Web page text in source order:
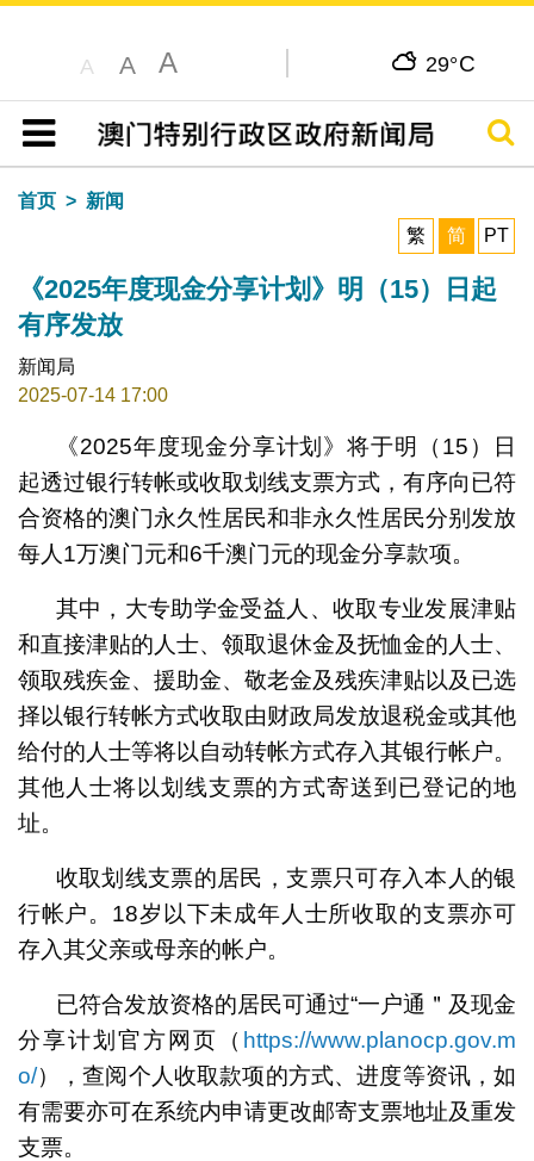
A A A 29°C
目录
搜寻
首页
新闻
繁
简 PT
《2025年度现金分享计划》明（15）日起
有序发放
新闻局
2025-07-14 17:00
《2025年度现金分享计划》将于明（15）日
起透过银行转帐或收取划线支票方式，有序向已符
合资格的澳门永久性居民和非永久性居民分别发放
每人1万澳门元和6千澳门元的现金分享款项。
其中，大专助学金受益人、收取专业发展津贴
和直接津贴的人士、领取退休金及抚恤金的人士、
领取残疾金、援助金、敬老金及残疾津贴以及已选
择以银行转帐方式收取由财政局发放退税金或其他
给付的人士等将以自动转帐方式存入其银行帐户。
其他人士将以划线支票的方式寄送到已登记的地
址。
收取划线支票的居民，支票只可存入本人的银
行帐户。18岁以下未成年人士所收取的支票亦可
存入其父亲或母亲的帐户。
已符合发放资格的居民可通过“一户通＂及现金
分享计划官方网页（ https://www.planocp.gov.m
o/），查阅个人收取款项的方式、进度等资讯，如
有需要亦可在系统内申请更改邮寄支票地址及重发
支票。